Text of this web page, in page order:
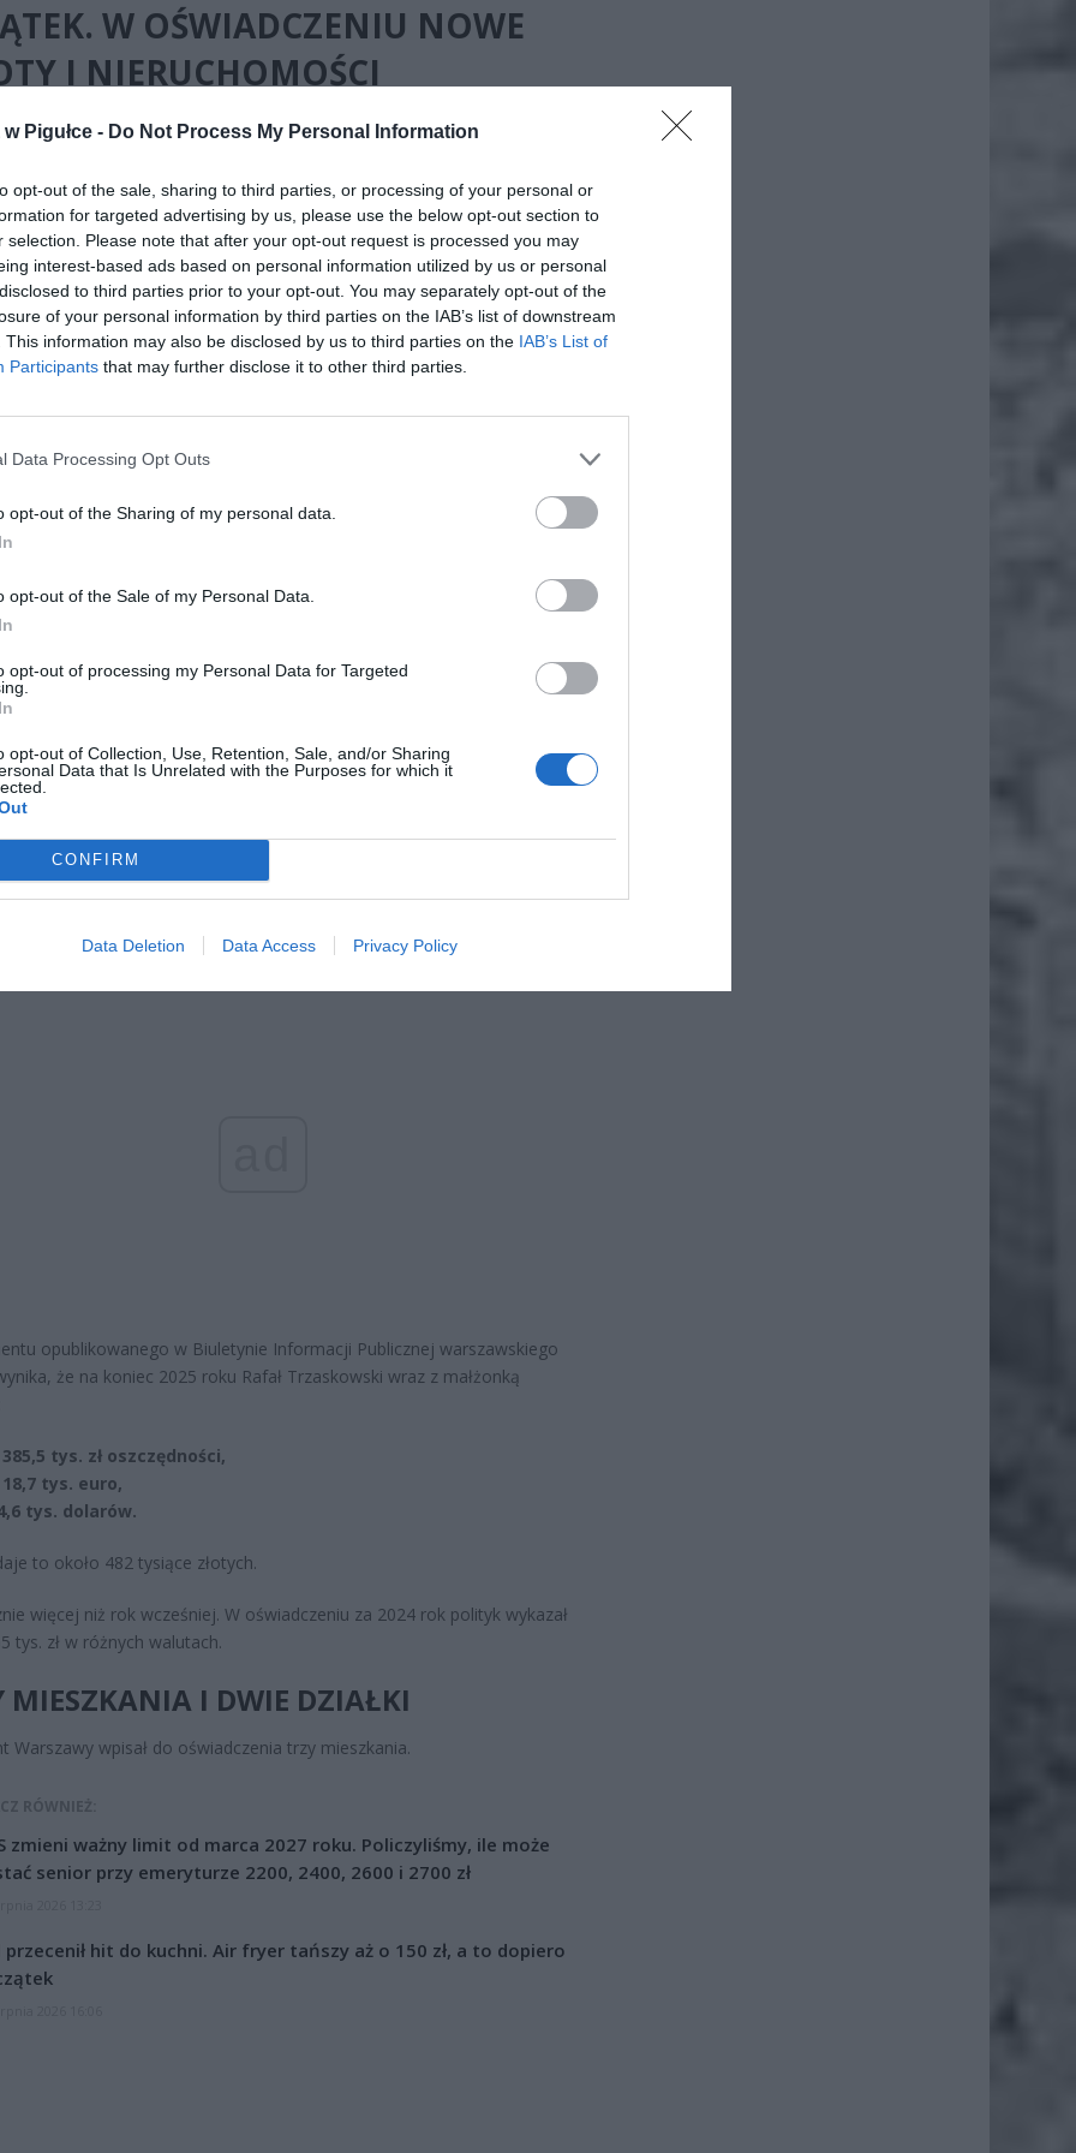
Pigułce - Do Not Process My Personal Information
opt-out of the sale, sharing to third parties, or processing of your personal or
for targeted advertising by us, please use the below opt-out section to
selection. Please note that after your opt-out request is processed you may
interest-based ads based on personal information utilized by us or personal
to third parties prior to your opt-out. You may separately opt-out of the
of your personal information by third parties on the IAB’s list of downstream
This information may also be disclosed by us to third parties on the IAB’s List of
Participants that may further disclose it to other third parties.
Data Processing Opt Outs
opt-out of the Sharing of my personal data.
opt-out of the Sale of my Personal Data.
opt-out of processing my Personal Data for Targeted
opt-out of Collection, Use, Retention, Sale, and/or Sharing
Data that Is Unrelated with the Purposes for which it
CONFIRM
Data Deletion Data Access Privacy Policy
W OŚWIADCZENIU NOWE
I NIERUCHOMOŚCI
ad
Dokument pokazuje wyraźny wzrost oszczędności polityka w
z poprzednim rokiem. W oświadczeniu znalazły się także informacje o
RÓWNIEŻ:
3600 zł miesięcznie zamiast 800+. Nowa propozycja dla
dzieci do 3. roku życia
podniesie próg 500 plus dla seniorów. Policzyliśmy, ile może
wypłata przy emeryturze od 2200 do 2700 zł
RAFAŁA TRZASKOWSKIEGO
opublikowanego w Biuletynie Informacji Publicznej warszawskiego
że na koniec 2025 roku Rafał Trzaskowski wraz z małżonką
tys. zł oszczędności,
tys. euro,
tys. dolarów.
to około 482 tysiące złotych.
więcej niż rok wcześniej. W oświadczeniu za 2024 rok polityk wykazał
tys. zł w różnych walutach.
MIESZKANIA I DWIE DZIAŁKI
Warszawy wpisał do oświadczenia trzy mieszkania.
RÓWNIEŻ:
zmieni ważny limit od marca 2027 roku. Policzyliśmy, ile może
senior przy emeryturze 2200, 2400, 2600 i 2700 zł
przecenił hit do kuchni. Air fryer tańszy aż o 150 zł, a to dopiero